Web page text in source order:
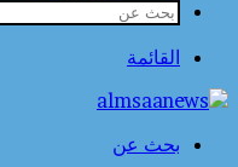
القائمة
بحث عن